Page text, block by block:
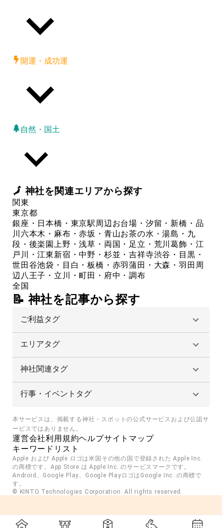
開運・成功運
自然・国土
🗾神社を関連エリアから探す
関東
東京都
銀座・日本橋・東京駅周辺 お台場・汐留・新橋・品
川 六本木・麻布・赤坂・青山お茶の水・湯島・九
段・後楽園 上野・浅草・両国・足立・荒川葛飾・江
戸川・江東新宿・中野・杉並・吉祥寺渋谷・目黒・
世田谷池袋・目白・板橋・赤羽蒲田・大森・羽田周
辺 八王子・立川・町田・府中・調布
全国
📝 神社を記事から探す
ご利益タグ
エリアタグ
神社関連タグ
行事・イベントタグ
本サービスは、掲載する神社・スポットの公式サービスおよび公認サ
ービスではありません。
運営会社利用規約ヘルプサイトマップ
キーワードリスト
Apple および Apple ロゴは米国その他の国で登録された Apple Inc.
の商標です。App Store は Apple Inc. のサービスマークです。
Android、Google Play、Google PlayロゴはGoogle Inc. の商標で
す。
© KINTO Technologies Corporation. All rights reserved.